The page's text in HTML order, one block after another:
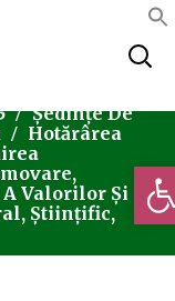
Ședințe De
Hotărârea
A Valorilor Și
Științific,